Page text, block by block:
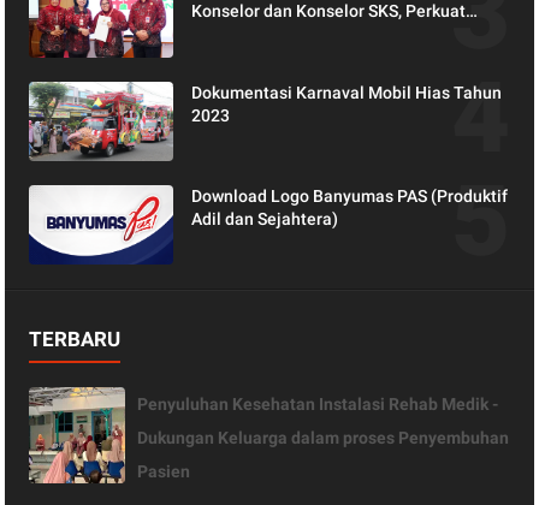
Konselor dan Konselor SKS, Perkuat
Dokumentasi Karnaval Mobil Hias Tahun
2023
Download Logo Banyumas PAS (Produktif
Adil dan Sejahtera)
TERBARU
Penyuluhan Kesehatan Instalasi Rehab Medik -
Dukungan Keluarga dalam proses Penyembuhan
Pasien